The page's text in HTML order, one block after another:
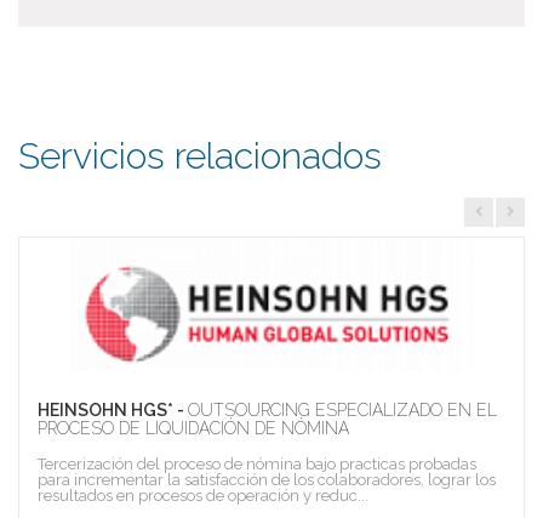
Servicios relacionados
HEINSOHN HGS* - OUTSOURCING ESPECIALIZADO EN EL
PROCESO DE LIQUIDACIÓN DE NÓMINA
Tercerización del proceso de nómina bajo practicas probadas
para incrementar la satisfacción de los colaboradores, lograr los
resultados en procesos de operación y reduc...